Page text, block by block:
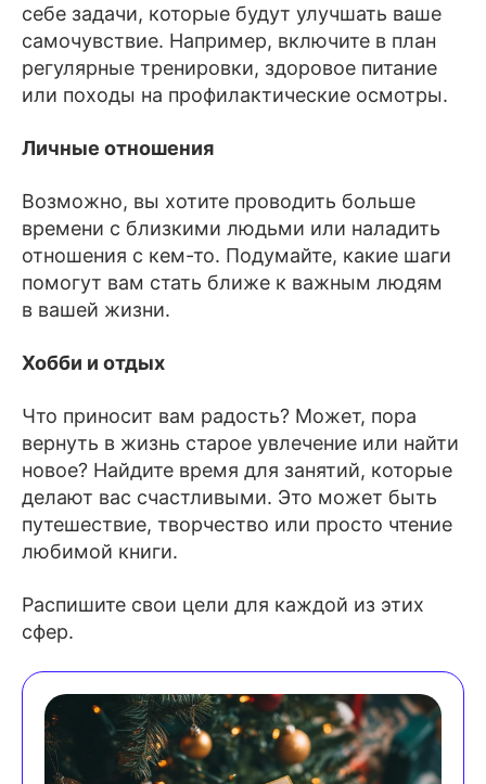
себе задачи, которые будут улучшать ваше
самочувствие. Например, включите в план
регулярные тренировки, здоровое питание
или походы на профилактические осмотры.
Личные отношения
Возможно, вы хотите проводить больше
времени с близкими людьми или наладить
отношения с кем-то. Подумайте, какие шаги
помогут вам стать ближе к важным людям
в вашей жизни.
Хобби и отдых
Что приносит вам радость? Может, пора
вернуть в жизнь старое увлечение или найти
новое? Найдите время для занятий, которые
делают вас счастливыми. Это может быть
путешествие, творчество или просто чтение
любимой книги.
Распишите свои цели для каждой из этих
сфер.